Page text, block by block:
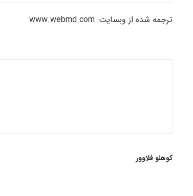
ترجمه شده از وبسایت: www.webmd.com
کوهلو فلاوور